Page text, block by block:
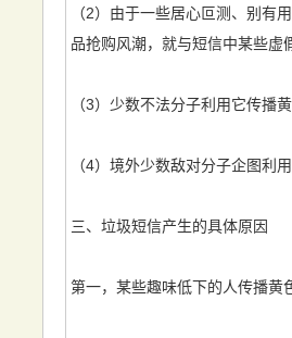
（2）由于一些居心叵测、别有
品抢购风潮，就与短信中某些虚
（3）少数不法分子利用它传播
（4）境外少数敌对分子企图利
三、垃圾短信产生的具体原因
第一，某些趣味低下的人传播黄